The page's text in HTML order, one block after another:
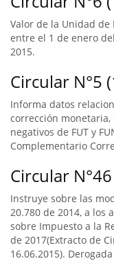
Valor de la Unidad
entre el 1 de enero
2015.
Circular N°5
Informa datos
corrección
negativos de FUT y
Complementario
Circular
Instruye sobre las
20.780 de 2014, a los
sobre Impuesto a la
de 2017(Extracto de
16.06.2015).